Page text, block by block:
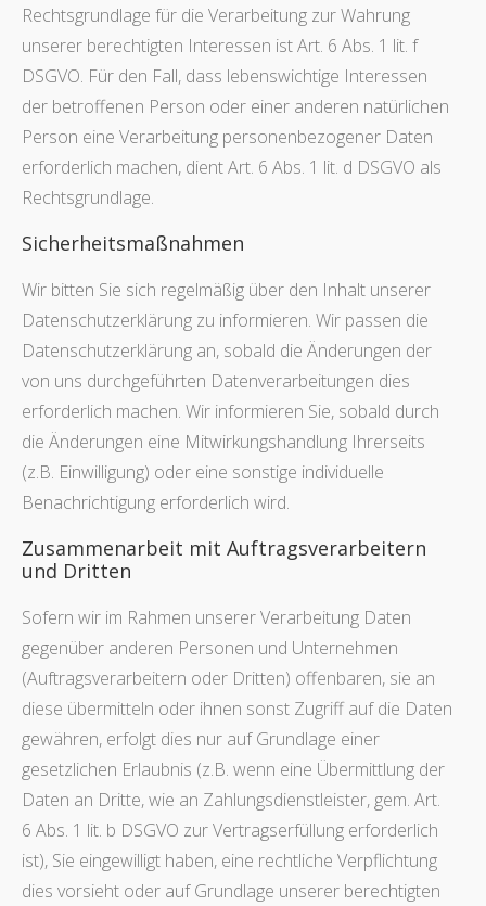
Rechtsgrundlage für die Verarbeitung zur Wahrung
unserer berechtigten Interessen ist Art. 6 Abs. 1 lit. f
DSGVO. Für den Fall, dass lebenswichtige Interessen
der betroffenen Person oder einer anderen natürlichen
Person eine Verarbeitung personenbezogener Daten
erforderlich machen, dient Art. 6 Abs. 1 lit. d DSGVO als
Rechtsgrundlage.
Sicherheitsmaßnahmen
Wir bitten Sie sich regelmäßig über den Inhalt unserer
Datenschutzerklärung zu informieren. Wir passen die
Datenschutzerklärung an, sobald die Änderungen der
von uns durchgeführten Datenverarbeitungen dies
erforderlich machen. Wir informieren Sie, sobald durch
die Änderungen eine Mitwirkungshandlung Ihrerseits
(z.B. Einwilligung) oder eine sonstige individuelle
Benachrichtigung erforderlich wird.
Zusammenarbeit mit Auftragsverarbeitern
und Dritten
Sofern wir im Rahmen unserer Verarbeitung Daten
gegenüber anderen Personen und Unternehmen
(Auftragsverarbeitern oder Dritten) offenbaren, sie an
diese übermitteln oder ihnen sonst Zugriff auf die Daten
gewähren, erfolgt dies nur auf Grundlage einer
gesetzlichen Erlaubnis (z.B. wenn eine Übermittlung der
Daten an Dritte, wie an Zahlungsdienstleister, gem. Art.
6 Abs. 1 lit. b DSGVO zur Vertragserfüllung erforderlich
ist), Sie eingewilligt haben, eine rechtliche Verpflichtung
dies vorsieht oder auf Grundlage unserer berechtigten